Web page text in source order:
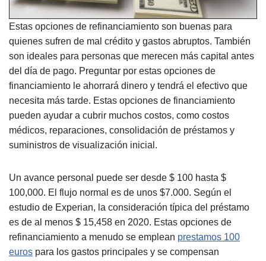
Estas opciones de refinanciamiento son buenas para
quienes sufren de mal crédito y gastos abruptos. También
son ideales para personas que merecen más capital antes
del día de pago. Preguntar por estas opciones de
financiamiento le ahorrará dinero y tendrá el efectivo que
necesita más tarde. Estas opciones de financiamiento
pueden ayudar a cubrir muchos costos, como costos
médicos, reparaciones, consolidación de préstamos y
suministros de visualización inicial.
Un avance personal puede ser desde $ 100 hasta $
100,000. El flujo normal es de unos $7.000. Según el
estudio de Experian, la consideración típica del préstamo
es de al menos $ 15,458 en 2020. Estas opciones de
refinanciamiento a menudo se emplean prestamos 100
euros para los gastos principales y se compensan